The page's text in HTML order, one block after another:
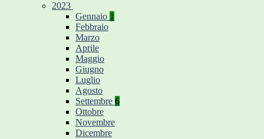
2023
Gennaio 1
Febbraio
Marzo
Aprile
Maggio
Giugno
Luglio
Agosto
Settembre 6
Ottobre
Novembre
Dicembre